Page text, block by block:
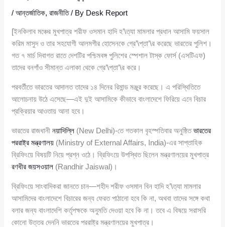
/আন্তর্জাতিক,রাজনীতি/ By Desk Report
[ইনকিলাব মঞ্চের মুখপাত্র শরীফ ওসমান হাদি হ’\ত্যা মামলার প্রধান আসামি ফয়সাল
করিম মাসুদ ও তার সহযোগী আলমগীর হোসেনকে গ্রে’\প্তা’\র করেছে ভারতের পুলিশ।
গত ৭ মার্চ দিবাগত রাতে দেশটির পশ্চিমবঙ্গ পুলিশের স্পেশাল টাস্ক ফোর্স (এসটিএফ)
তাদের বনগাঁও সীমান্ত এলাকা থেকে গ্রে’\প্তা’\র করে।
পরবর্তীতে ভারতের আদালত তাদের ১৪ দিনের রিমান্ড মঞ্জুর করেছে। এ পরিস্থিতিতে
আলোচনায় উঠে এসেছে—এই দুই আসামিকে কীভাবে বাংলাদেশে ফিরিয়ে এনে বিচার
প্রক্রিয়ার আওতায় আনা হবে।
ভারতের রাজধানীনয়াদিল্লি (New Delhi)-তে গতকাল বৃহস্পতিবার অনুষ্ঠিতভারতের
পররাষ্ট্র মন্ত্রণালয় (Ministry of External Affairs, India)-এর সাপ্তাহিক
ব্রিফিংয়ে বিষয়টি নিয়ে প্রশ্ন ওঠে। ব্রিফিংয়ে উপস্থিত ছিলেন মন্ত্রণালয়ের মুখপাত্র
রণধীর জয়সওয়াল (Randhir Jaiswal)।
ব্রিফিংয়ে সাংবাদিকরা জানতে চান—শহীদ শরীফ ওসমান বিন হাদি হ’\ত্যা মামলার
আসামিদের বাংলাদেশে বিচারের জন্য ফেরত পাঠানো হবে কি না, অথবা তাদের সঙ্গে কথা
বলার জন্য বাংলাদেশি কর্তৃপক্ষকে অনুমতি দেওয়া হবে কি না। তবে এ বিষয়ে সরাসরি
কোনো উত্তর দেননি ভারতের পররাষ্ট্র মন্ত্রণালয়ের মুখপাত্র।